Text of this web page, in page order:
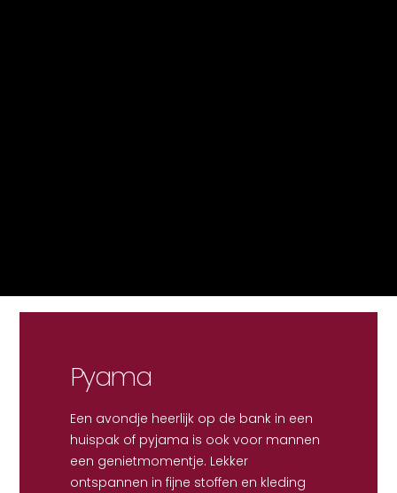
Pyama
Een avondje heerlijk op de bank in een
huispak of pyjama is ook voor mannen
een genietmomentje. Lekker
ontspannen in fijne stoffen en kleding